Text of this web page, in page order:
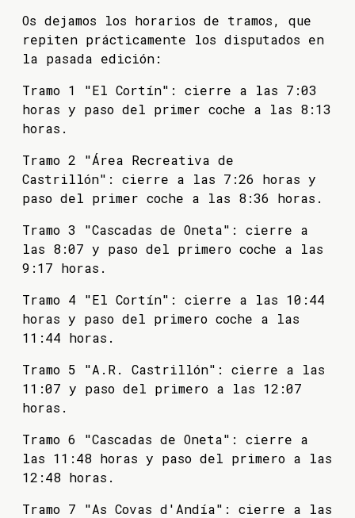
Os dejamos los horarios de tramos, que
repiten prácticamente los disputados en
la pasada edición:
Tramo 1 "El Cortín": cierre a las 7:03
horas y paso del primer coche a las 8:13
horas.
Tramo 2 "Área Recreativa de
Castrillón": cierre a las 7:26 horas y
paso del primer coche a las 8:36 horas.
Tramo 3 "Cascadas de Oneta": cierre a
las 8:07 y paso del primero coche a las
9:17 horas.
Tramo 4 "El Cortín": cierre a las 10:44
horas y paso del primero coche a las
11:44 horas.
Tramo 5 "A.R. Castrillón": cierre a las
11:07 y paso del primero a las 12:07
horas.
Tramo 6 "Cascadas de Oneta": cierre a
las 11:48 horas y paso del primero a las
12:48 horas.
Tramo 7 "As Covas d'Andía": cierre a las